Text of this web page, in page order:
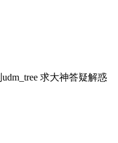
求大神答疑解惑